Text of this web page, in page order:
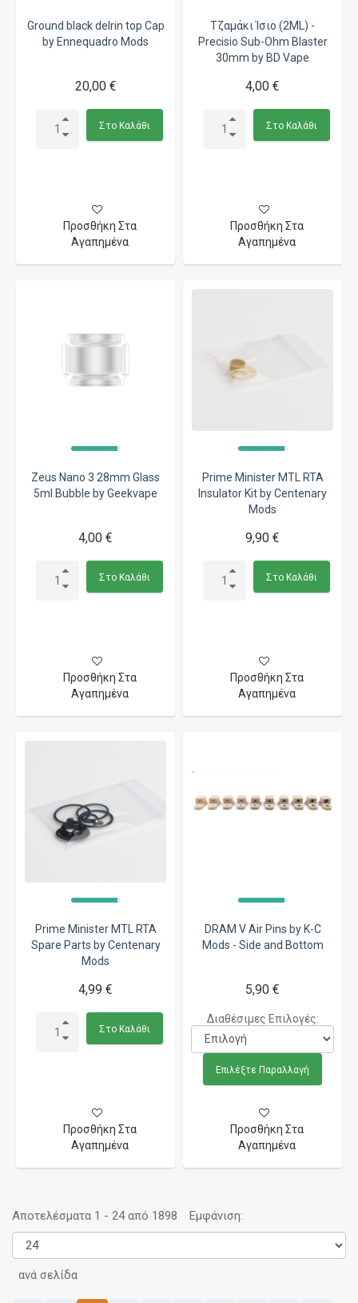
Ground black delrin top Cap
by Ennequadro Mods
20,00 €
Στο Καλάθι
Προσθήκη Στα
Αγαπημένα
Τζαμάκι Ίσιο (2ML) -
Precisio Sub-Ohm Blaster
30mm by BD Vape
4,00 €
Στο Καλάθι
Προσθήκη Στα
Αγαπημένα
Zeus Nano 3 28mm Glass
5ml Bubble by Geekvape
4,00 €
Στο Καλάθι
Προσθήκη Στα
Αγαπημένα
Prime Minister MTL RTA
Insulator Kit by Centenary
Mods
9,90 €
Στο Καλάθι
Προσθήκη Στα
Αγαπημένα
Prime Minister MTL RTA
Spare Parts by Centenary
Mods
4,99 €
Στο Καλάθι
Προσθήκη Στα
Αγαπημένα
DRAM V Air Pins by K-C
Mods - Side and Bottom
5,90 €
Διαθέσιμες Επιλογές:
Επιλέξτε Παραλλαγή
Προσθήκη Στα
Αγαπημένα
Αποτελέσματα 1 - 24 από 1898 Εμφάνιση:
ανά σελίδα